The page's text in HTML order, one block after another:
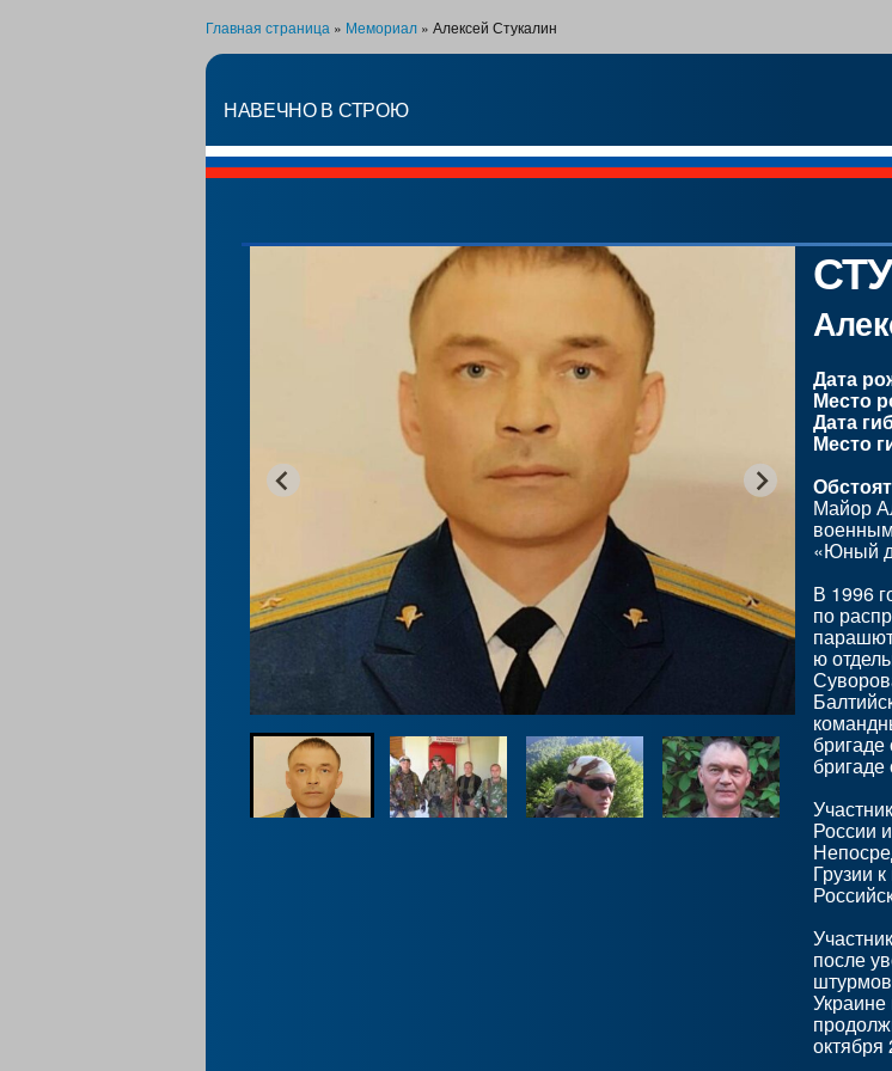
Главная страница » Мемориал » Алексей Стукалин
НАВЕЧНО В СТРОЮ
Дата
Место
Дата
Место
Майор
«Юный
В 1996
по
ю
России
Грузии
после
Украине
октября